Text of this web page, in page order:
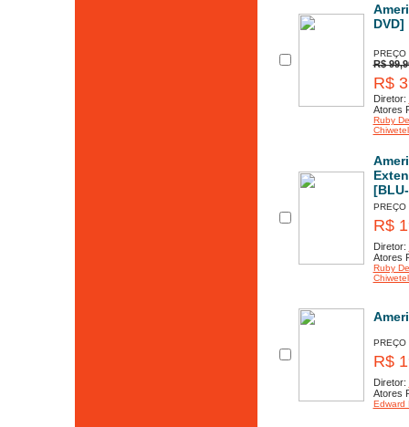
DVD]
PREÇO
R$
R$
Diretor:
Atores
Ruby
PREÇO
R$
Diretor:
Atores
Ruby
PREÇO
R$
Diretor:
Atores
Edward